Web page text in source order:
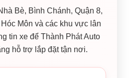
Bè, Bình Chánh, Quận 8,
Môn và các khu vực lân
tin xe để Thành Phát Auto
hỗ trợ lắp đặt tận nơi.